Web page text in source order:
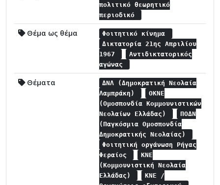
πολιτικό θεωρητικό
περιοδικό
Θέμα ως θέμα
Φοιτητικό κίνημα
Δικτατορία 21ης Απριλίου
1967
Αντιδικτατορικός
αγώνας
Θέματα
ΔΝΛ (Δημοκρατική Νεολαία
Λαμπράκη)
ΟΚΝΕ
(Ομοσπονδία Κομμουνιστικών
Νεολαίων Ελλάδας)
ΠΟΔΝ
(Παγκόσμια Ομοσπονδία
Δημοκρατικής Νεολαίας)
Φοιτητική οργάνωση Ρήγας
Φεραίος
ΚΝΕ
(Κομμουνιστική Νεολαία
Ελλάδας)
ΚΝΕ /